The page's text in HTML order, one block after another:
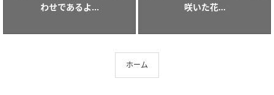
わせであるよ...
咲いた花...
ホーム